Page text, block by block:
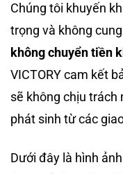
Chúng tôi khuyến
trọng và không
không chuyển tiền
VICTORY cam kết
sẽ không chịu
phát sinh từ các
Dưới đây là hình